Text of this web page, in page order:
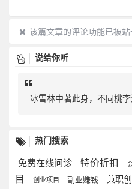
该篇文章的评论功能已被站
说给你听
冰雪林中著此身，不同桃李
热门搜索
免费在线问诊 特价折扣
目
创业项目 副业赚钱 兼职